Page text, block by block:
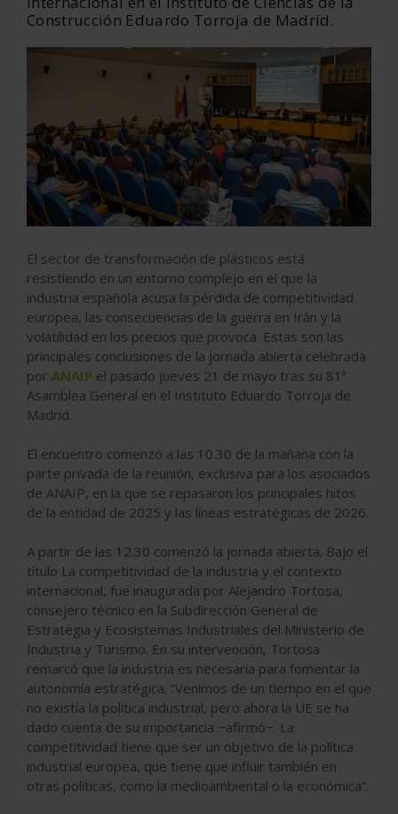
Construcción Eduardo Torroja de Madrid.
El sector de transformación de plásticos está
resistiendo en un entorno complejo en el que la
industria española acusa la pérdida de competitividad
europea, las consecuencias de la guerra en Irán y la
volatilidad en los precios que provoca. Estas son las
principales conclusiones de la jornada abierta celebrada
por ANAIP el pasado jueves 21 de mayo tras su 81ª
Asamblea General en el Instituto Eduardo Torroja de
Madrid.
El encuentro comenzó a las 10.30 de la mañana con la
parte privada de la reunión, exclusiva para los asociados
de ANAIP, en la que se repasaron los principales hitos
de la entidad de 2025 y las líneas estratégicas de 2026.
A partir de las 12.30 comenzó la jornada abierta. Bajo el
título La competitividad de la industria y el contexto
internacional, fue inaugurada por Alejandro Tortosa,
consejero técnico en la Subdirección General de
Estrategia y Ecosistemas Industriales del Ministerio de
Industria y Turismo. En su intervención, Tortosa
remarcó que la industria es necesaria para fomentar la
autonomía estratégica. “Venimos de un tiempo en el que
no existía la política industrial, pero ahora la UE se ha
dado cuenta de su importancia −afirmó−. La
competitividad tiene que ser un objetivo de la política
industrial europea, que tiene que influir también en
otras políticas, como la medioambiental o la económica”.